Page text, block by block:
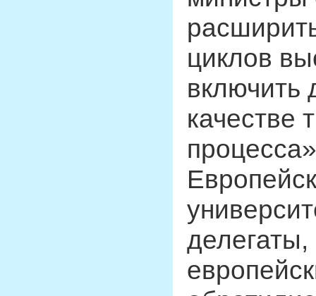
циклов
включить
качестве